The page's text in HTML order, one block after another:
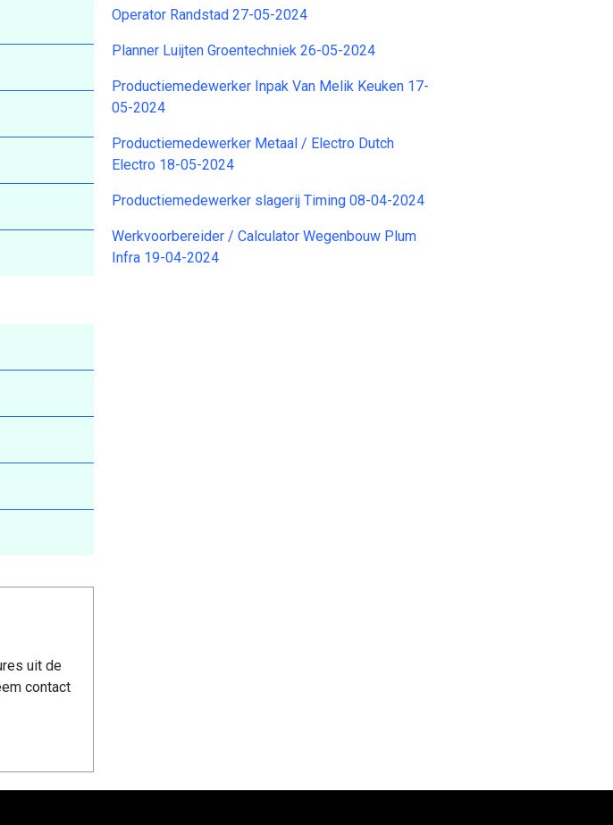
uit de
contact
Operator Randstad 27-05-2024
Planner Luijten Groentechniek 26-05-2024
Productiemedewerker Inpak Van Melik Keuken 17-
05-2024
Productiemedewerker Metaal / Electro Dutch
Electro 18-05-2024
Productiemedewerker slagerij Timing 08-04-2024
Werkvoorbereider / Calculator Wegenbouw Plum
Infra 19-04-2024